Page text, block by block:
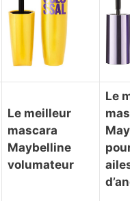
Le meilleur
mascara
Maybelline
volumateur
Le